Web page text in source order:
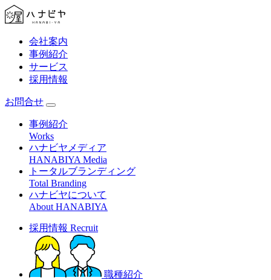
会社案内
事例紹介
サービス
採用情報
お問合せ
事例紹介
Works
ハナビヤメディア
HANABIYA Media
トータルブランディング
Total Branding
ハナビヤについて
About HANABIYA
採用情報 Recruit
職種紹介